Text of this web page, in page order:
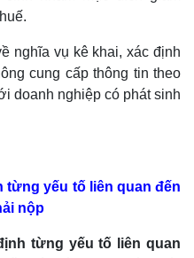
nghĩa vụ kê khai, xác định
cung cấp thông tin theo
doanh nghiệp có phát sinh
từng yếu tố liên quan đến
nộp
từng yếu tố liên quan